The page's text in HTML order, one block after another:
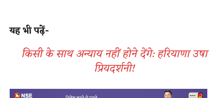
यह भी पढ़ें-
किसी के साथ अन्याय नहीं होने देंगे: हरियाणा उषा
प्रियदर्शनी!